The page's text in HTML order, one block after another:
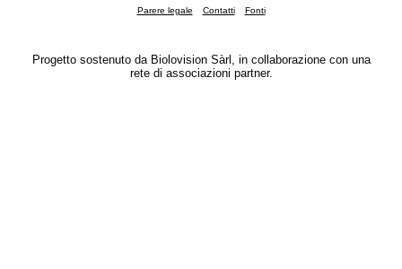
Parere legale Contatti Fonti
Progetto sostenuto da Biolovision Sàrl, in collaborazione con una
rete di associazioni partner.